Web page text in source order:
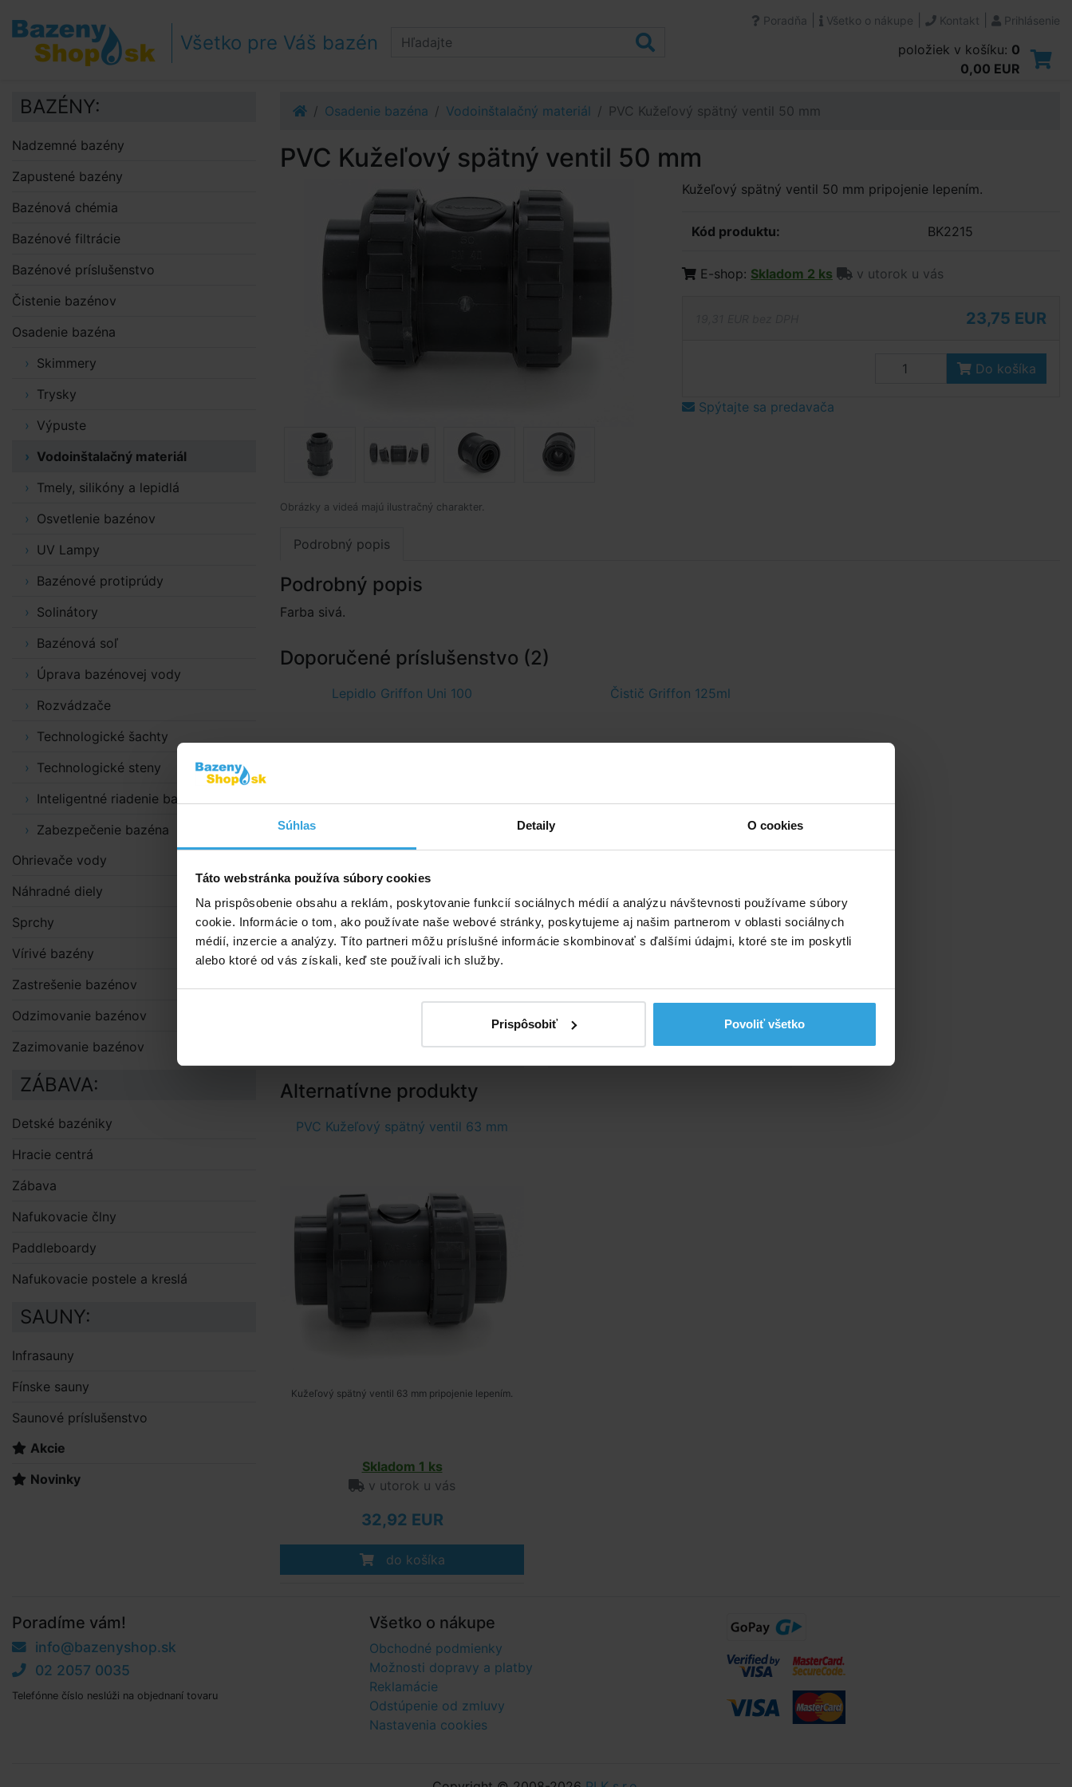
Súhlas Detaily O cookies
Táto webstránka používa súbory cookies
Na prispôsobenie obsahu a reklám, poskytovanie funkcií sociálnych médií a analýzu návštevnosti používame súbory
cookie. Informácie o tom, ako používate naše webové stránky, poskytujeme aj našim partnerom v oblasti sociálnych
médií, inzercie a analýzy. Títo partneri môžu príslušné informácie skombinovať s ďalšími údajmi, ktoré ste im poskytli
alebo ktoré od vás získali, keď ste používali ich služby.
Prispôsobiť Povoliť všetko
Prejsť na obsah
Prejsť k bočnému stĺpci
Klávesové skratky
Všetko pre Váš bazén
Poradňa Všetko o nákupe Kontakt Prihlásenie
položiek v košíku: 0
0,00 EUR
Osadenie bazéna Vodoinštalačný materiál PVC Kužeľový spätný ventil 50 mm
PVC Kužeľový spätný ventil 50 mm
Obrázky a videá majú ilustračný charakter.
Kužeľový spätný ventil 50 mm pripojenie lepením.
Kód produktu: BK2215
E-shop: Skladom 2 ks v utorok u vás
23,75 EUR
Do košíka
Spýtajte sa predavača
Podrobný popis
Podrobný popis
Farba sivá.
Doporučené príslušenstvo (2)
Lepidlo Griffon Uni 100
Skladom > 20 ks
do košíka
Čistič Griffon 125ml
do košíka
Alternatívne produkty
PVC Kužeľový spätný ventil 63 mm
Kužeľový spätný ventil 63 mm pripojenie lepením.
Skladom 1 ks
v utorok u vás
32,92 EUR
do košíka
BAZÉNY:
Nadzemné bazény
Zapustené bazény
Bazénová chémia
Bazénové filtrácie
Bazénové príslušenstvo
Čistenie bazénov
Osadenie bazéna
Skimmery
Trysky
Výpuste
Vodoinštalačný materiál
Tmely, silikóny a lepidlá
Osvetlenie bazénov
UV Lampy
Bazénové protiprúdy
Solinátory
Bazénová soľ
Úprava bazénovej vody
Rozvádzače
Technologické šachty
Technologické steny
Inteligentné riadenie bazénov
Zabezpečenie bazéna
Ohrievače vody
Náhradné diely
Sprchy
Vírivé bazény
Zastrešenie bazénov
Odzimovanie bazénov
Zazimovanie bazénov
ZÁBAVA:
Detské bazéniky
Hracie centrá
Zábava
Nafukovacie člny
Paddleboardy
Nafukovacie postele a kreslá
SAUNY:
Infrasauny
Fínske sauny
Saunové príslušenstvo
Akcie
Novinky
Poradíme vám!
info@bazenyshop.sk
02 2057 0035
Telefónne číslo neslúži na objednaní tovaru
Všetko o nákupe
Obchodné podmienky
Možnosti dopravy a platby
Reklamácie
Odstúpenie od zmluvy
Nastavenia cookies